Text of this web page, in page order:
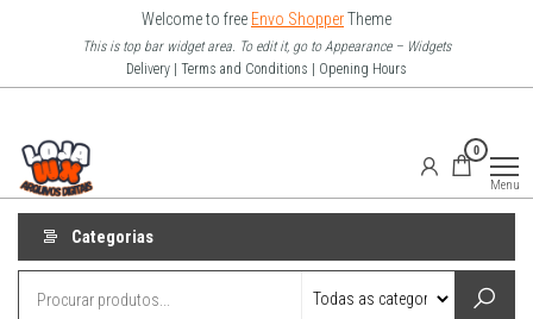
o
Welcome to free Envo ShopperTheme
This is top bar widget area. To edit it, go to Appearance – Widgets
Delivery | Terms and Conditions | Opening Hours
Arquivo
Digitais
0
Menu
Categorias